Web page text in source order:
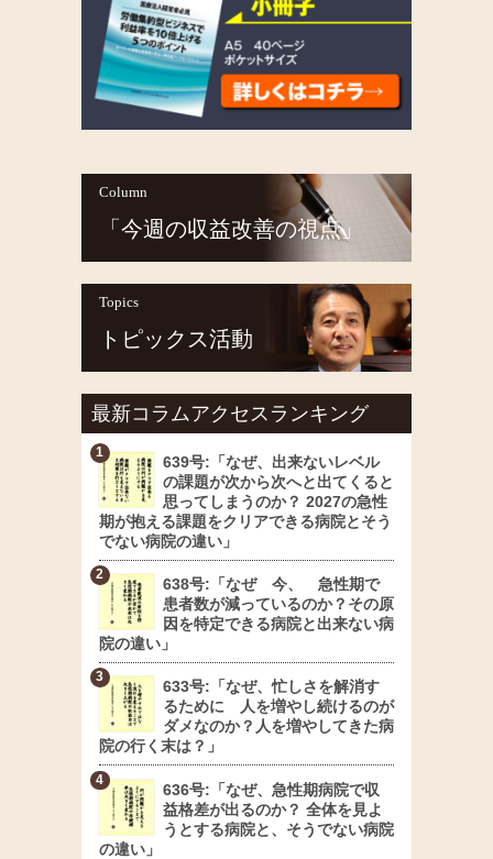
Column
「今週の収益改善の視点」
Topics
トピックス活動
最新コラムアクセスランキング
639号:「なぜ、出来ないレベル
の課題が次から次へと出てくると
思ってしまうのか？ 2027の急性
期が抱える課題をクリアできる病院とそう
でない病院の違い」
638号:「なぜ 今、 急性期で
患者数が減っているのか？その原
因を特定できる病院と出来ない病
院の違い」
633号:「なぜ、忙しさを解消す
るために 人を増やし続けるのが
ダメなのか？人を増やしてきた病
院の行く末は？」
636号:「なぜ、急性期病院で収
益格差が出るのか？ 全体を見よ
うとする病院と、そうでない病院
の違い」